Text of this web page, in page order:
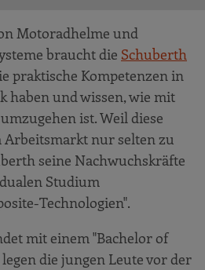
Motoradhelme und
braucht die Schuberth
praktische Kompetenzen in
haben und wissen, wie mit
ist. Weil diese
nur selten zu
seine Nachwuchskräfte
Studium
Technologien".
mit einem "Bachelor of
die jungen Leute vor der